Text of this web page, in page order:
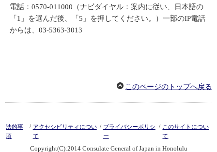
電話：0570-011000（ナビダイヤル：案内に従い、日本語の
「1」を選んだ後、「5」を押してください。）一部のIP電話
からは、03-5363-3013
このページのトップへ戻る
法的事
項
/ アクセシビリティについ
て
/ プライバシーポリシ
ー
/ このサイトについ
て
Copyright(C):2014 Consulate General of Japan in Honolulu